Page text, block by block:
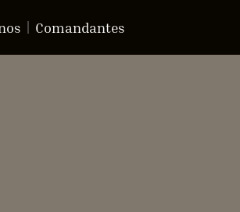
Comandantes